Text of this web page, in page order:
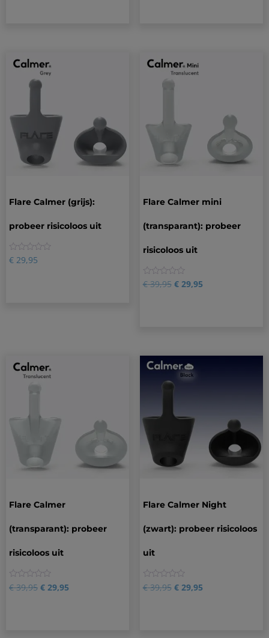
Flare Calmer (grijs):
probeer risicoloos uit
0
€ 29,95
Flare Calmer mini
(transparant): probeer
risicoloos uit
0
€39,95 €29,95
Flare Calmer
(transparant): probeer
risicoloos uit
0
€39,95 € 29,95
Flare Calmer Night
(zwart): probeer risicoloos
uit
0
€39,95 €29,95